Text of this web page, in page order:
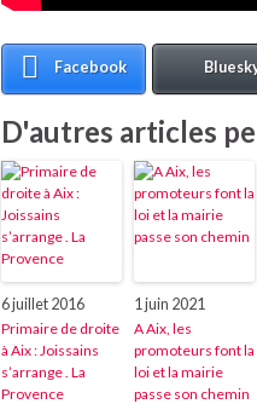
Facebook
D'autres articles
6 juillet 2016
Primaire de droite
à Aix : Joissains
s’arrange . La
Provence
1 juin 2021
A Aix, les
promoteurs font la
loi et la mairie
passe son chemin